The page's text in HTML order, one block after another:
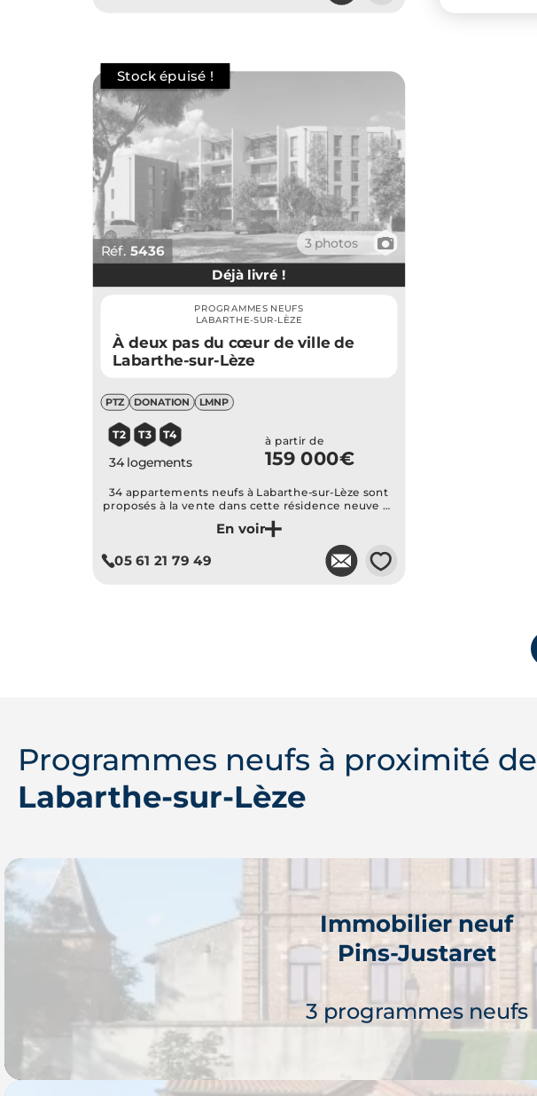
Réf. 5436 3 photos 📷
Je découvre ce programme
Déjà livré !
PROGRAMMES NEUFS
LABARTHE-SUR-LÈZE
À deux pas du cœur de ville de
Labarthe-sur-Lèze
PTZ DONATION LMNP
T2 T3 T4
34 logements
à partir de
159 000€
34 appartements neufs à Labarthe-sur-Lèze sont
proposés à la vente dans cette résidence neuve et
clôturée à proximité du centre-ville et des
commodités...
05 61 21 79 49 💗
Programmes neufs à proximité de
Labarthe-sur-Lèze
Immobilier neuf
Pins-Justaret
3 programmes neufs